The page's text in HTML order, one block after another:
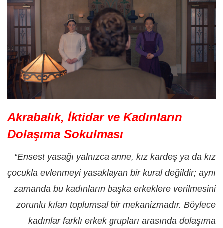
Akrabalık, İktidar ve Kadınların
Dolaşıma Sokulması
“Ensest yasağı yalnızca anne, kız kardeş ya da kız
çocukla evlenmeyi yasaklayan bir kural değildir; aynı
zamanda bu kadınların başka erkeklere verilmesini
zorunlu kılan toplumsal bir mekanizmadır. Böylece
kadınlar farklı erkek grupları arasında dolaşıma